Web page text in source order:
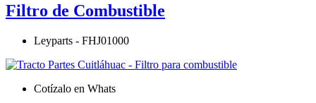
Filtro de Combustible
Leyparts - FHJ01000
Cotízalo en Whats